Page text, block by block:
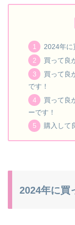
2024年に
買って良
買って良
です！
買って良
ーです！
購入して
2024年に買